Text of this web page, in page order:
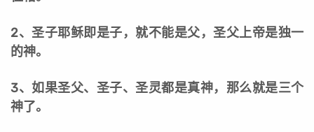
2、圣子耶稣即是子，就不能是父，圣父上帝是独一
的神。
3、如果圣父、圣子、圣灵都是真神，那么就是三个
神了。